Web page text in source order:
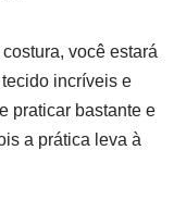
você estará
incríveis e
praticar bastante e
a prática leva à